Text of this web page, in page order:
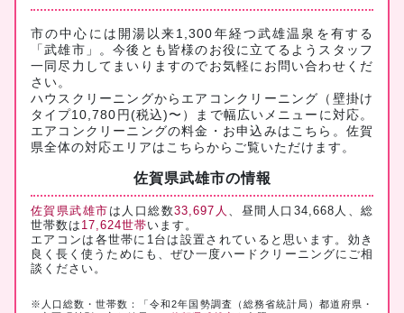
市の中心には開湯以来1,300年経つ武雄温泉を有する
「武雄市」。今後とも皆様のお役に立てるようスタッフ
一同尽力してまいりますのでお気軽にお問い合わせくだ
さい。
ハウスクリーニングからエアコンクリーニング（壁掛け
タイプ10,780円(税込)〜）まで幅広いメニューに対応。
エアコンクリーニングの料金・お申込みはこちら 。佐賀
県全体の対応エリアは こちらからご覧いただけます。
佐賀県武雄市の情報
佐賀県武雄市 は人口総数33,697人 、昼間人口34,668人、総
世帯数は 17,624世帯います。
エアコンは各世帯に1台は設置されていると思います。効き
良く長く使うためにも、ぜひ一度ハードクリーニングにご相
談ください。
※人口総数・世帯数：「令和2年国勢調査（総務省統計局）都道府県・